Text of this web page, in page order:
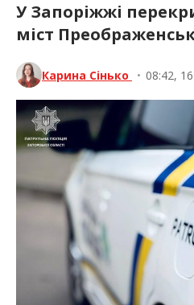
У Запоріжжі
міст
Карина Сінько • 08:42,